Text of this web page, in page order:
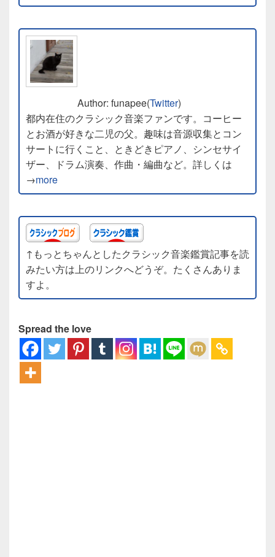
Author: funapee(Twitter)
都内在住のクラシック音楽ファンです。コーヒー
とお酒が好きな二児の父。趣味は音源収集とコン
サートに行くこと、ときどきピアノ、シンセサイ
ザー、ドラム演奏、作曲・編曲など。詳しくは
→more
↑もっとちゃんとしたクラシック音楽鑑賞記事を読
みたい方は上のリンクへどうぞ。たくさんありま
すよ。
Spread the love